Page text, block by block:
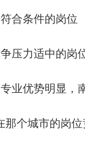
合条件的岗位
压力适中的岗
业优势明显，
个城市的岗位